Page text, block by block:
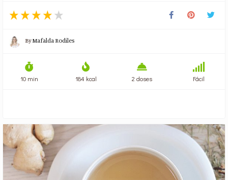
ByMafalda Rodiles
10 min 184 kcal 2 doses Fácil